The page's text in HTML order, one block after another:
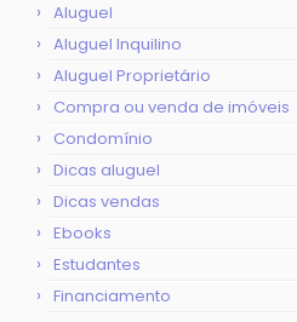
Aluguel
Aluguel Inquilino
Aluguel Proprietário
Compra ou venda de imóveis
Condomínio
Dicas aluguel
Dicas vendas
Ebooks
Estudantes
Financiamento